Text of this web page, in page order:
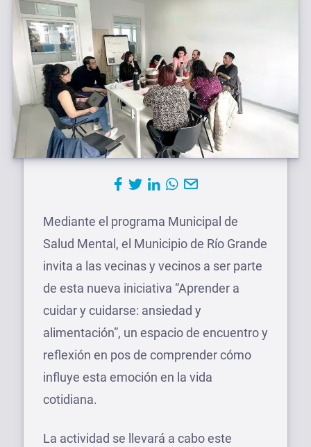
Mediante el programa Municipal de
Salud Mental, el Municipio de Río Grande
invita a las vecinas y vecinos a ser parte
de esta nueva iniciativa “Aprender a
cuidar y cuidarse: ansiedad y
alimentación”, un espacio de encuentro y
reflexión en pos de comprender cómo
influye esta emoción en la vida
cotidiana.
La actividad se llevará a cabo este